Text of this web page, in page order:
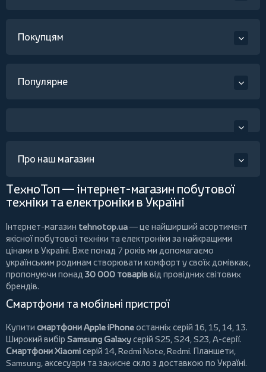
Покупцям
Популярне
Про наш магазин
ТехноТоп — інтернет-магазин побутової
техніки та електроніки в Україні
Інтернет-магазин tehnotop.ua— це найширший асортимент
якісної побутової техніки та електроніки за найкращими
цінами в Україні. Вже понад 7 років ми допомагаємо
українським родинам створювати комфорт у своїх домівках,
пропонуючи понад 30 000 товаріввід провідних світових
брендів.
Смартфони та мобільні пристрої
Купити смартфони Apple iPhoneостанніх серій 16, 15, 14, 13.
Широкий вибір Samsung Galaxyсерій S25, S24, S23, A-серії.
Смартфони Xiaomiсерій 14, Redmi Note, Redmi. Планшети,
Samsung, аксесуари тазахисне скло з доставкою по Україні.